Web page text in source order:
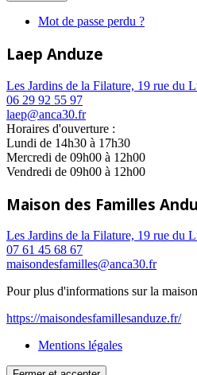
Mot de passe perdu ?
Laep Anduze
Les Jardins de la Filature, 19 rue du
06 29 92 55 97
laep@anca30.fr
Horaires d'ouverture :
Lundi de 14h30 à 17h30
Mercredi de 09h00 à 12h00
Vendredi de 09h00 à 12h00
Maison des Familles
Les Jardins de la Filature, 19 rue du
07 61 45 68 67
maisondesfamilles@anca30.fr
Pour plus d'informations sur la
https://maisondesfamillesanduze.fr/
Mentions légales